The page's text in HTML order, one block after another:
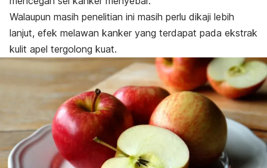
Walaupun masih penelitian ini masih perlu dikaji lebih
lanjut, efek melawan kanker yang terdapat pada ekstrak
kulit apel tergolong kuat.